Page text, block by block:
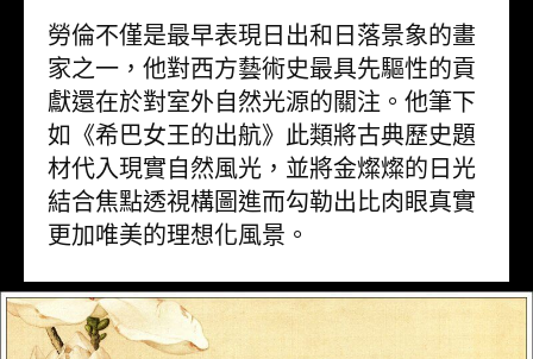
勞倫不僅是最早表現日出和日落景象的畫
家之一，他對西方藝術史最具先驅性的貢
獻還在於對室外自然光源的關注。他筆下
如《希巴女王的出航》此類將古典歷史題
材代入現實自然風光，並將金燦燦的日光
結合焦點透視構圖進而勾勒出比肉眼真實
更加唯美的理想化風景。